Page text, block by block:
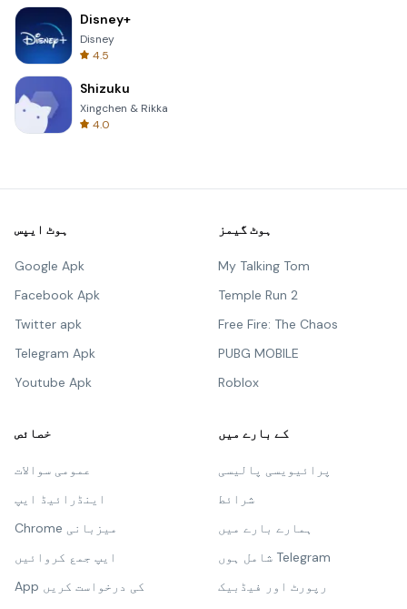
Disney+
Disney
4.5
Shizuku
Xingchen & Rikka
4.0
ہوٹ ایپس
Google Apk
Facebook Apk
Twitter apk
Telegram Apk
Youtube Apk
ہوٹ گیمز
My Talking Tom
Temple Run 2
Free Fire: The Chaos
PUBG MOBILE
Roblox
خصائص
عمومی سوالات
اینڈرائیڈ ایپ
Chrome میزبانی
ایپ جمع کروائیں
App کی درخواست کریں
کے بارے میں
پرائیویسی پالیسی
شرائط
ہمارے بارے میں
شامل ہوں Telegram
رپورٹ اور فیڈبیک